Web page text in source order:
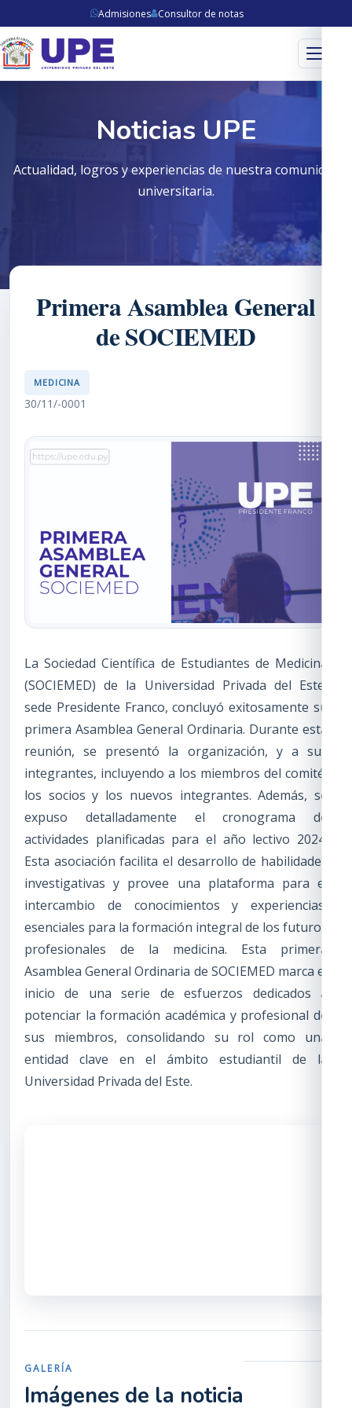
Admisiones Consultor de notas
Menú
Noticias UPE
Actualidad, logros y experiencias de nuestra comunidad
universitaria.
Primera Asamblea General
de SOCIEMED
MEDICINA
30/11/-0001
La Sociedad Científica de Estudiantes de Medicina
(SOCIEMED) de la Universidad Privada del Este,
sede Presidente Franco, concluyó exitosamente su
primera Asamblea General Ordinaria. Durante esta
reunión, se presentó la organización, y a sus
integrantes, incluyendo a los miembros del comité,
los socios y los nuevos integrantes. Además, se
expuso detalladamente el cronograma de
actividades planificadas para el año lectivo 2024.
Esta asociación facilita el desarrollo de habilidades
investigativas y provee una plataforma para el
intercambio de conocimientos y experiencias,
esenciales para la formación integral de los futuros
profesionales de la medicina. Esta primera
Asamblea General Ordinaria de SOCIEMED marca el
inicio de una serie de esfuerzos dedicados a
potenciar la formación académica y profesional de
sus miembros, consolidando su rol como una
entidad clave en el ámbito estudiantil de la
Universidad Privada del Este.
GALERÍA
Imágenes de la noticia